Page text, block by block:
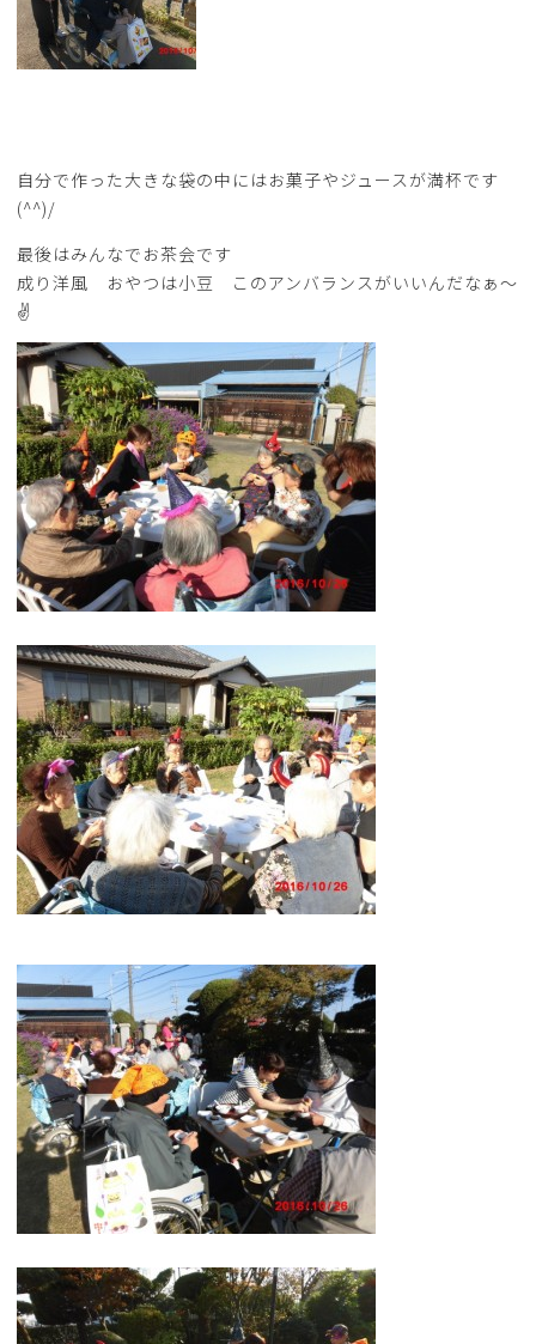
自分で作った大きな袋の中にはお菓子やジュースが満杯です
(^^)/
最後はみんなでお茶会です
成り洋風 おやつは小豆 このアンバランスがいいんだなぁ～
✌